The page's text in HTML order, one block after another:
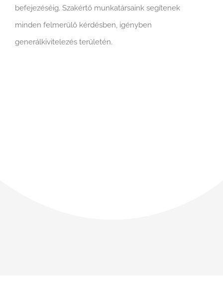
befejezéséig. Szakértő munkatársaink segítenek
minden felmerülő kérdésben, igényben
generálkivitelezés területén.